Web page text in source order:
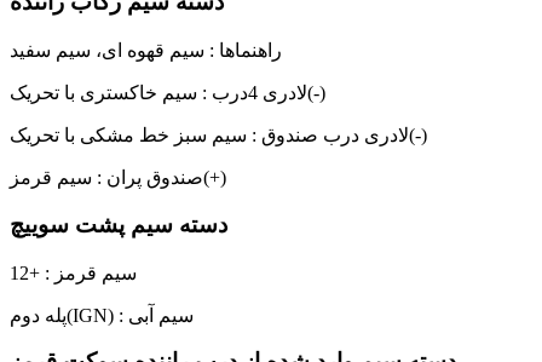
راهنماها : سیم قهوه ای، سیم سفید
لادری 4درب : سیم خاکستری با تحریک(-)
لادری درب صندوق : سیم سبز خط مشکی با تحریک(-)
صندوق پران : سیم قرمز(+)
دسته سیم پشت سوییچ
12+ : سیم قرمز
پله دوم(IGN) : سیم آبی